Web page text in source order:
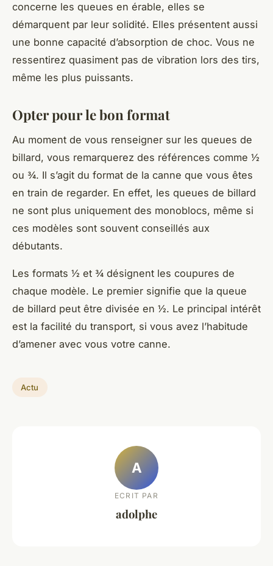
concerne les queues en érable, elles se
démarquent par leur solidité. Elles présentent aussi
une bonne capacité d’absorption de choc. Vous ne
ressentirez quasiment pas de vibration lors des tirs,
même les plus puissants.
Opter pour le bon format
Au moment de vous renseigner sur les queues de
billard, vous remarquerez des références comme ½
ou ¾. Il s’agit du format de la canne que vous êtes
en train de regarder. En effet, les queues de billard
ne sont plus uniquement des monoblocs, même si
ces modèles sont souvent conseillés aux
débutants.
Les formats ½ et ¾ désignent les coupures de
chaque modèle. Le premier signifie que la queue
de billard peut être divisée en ½. Le principal intérêt
est la facilité du transport, si vous avez l’habitude
d’amener avec vous votre canne.
Actu
A
ECRIT PAR
adolphe